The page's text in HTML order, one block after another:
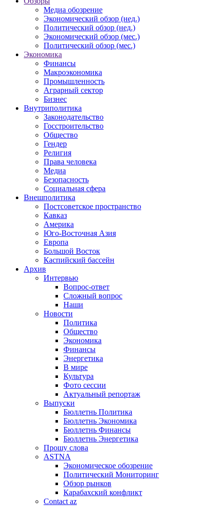
Медиа обозрение
Экономический обзор (нед.)
Политический обзор (нед.)
Экономический обзор (мес.)
Политический обзор (мес.)
Экономика
Финансы
Макроэкономика
Промышленность
Аграрный сектор
Бизнес
Внутриполитика
Законодательство
Госстроительство
Общество
Гендер
Религия
Права человека
Медиа
Безопасность
Социальная сфера
Внешполитика
Постсоветское пространство
Кавказ
Америка
Юго-Восточная Азия
Европа
Большой Восток
Каспийский бассейн
Архив
Интервью
Вопрос-ответ
Сложный вопрос
Наши
Новости
Политика
Общество
Экономика
Финансы
Энергетика
В мире
Культура
Фото сессии
Актуальный репортаж
Выпуски
Бюллетнь Политика
Бюллетнь Экономика
Бюллетнь Финансы
Бюллетнь Энергетика
Прошу слова
ASTNA
Экономическое обозрение
Политический Мониторинг
Обзор рынков
Карабахский конфликт
Contact az